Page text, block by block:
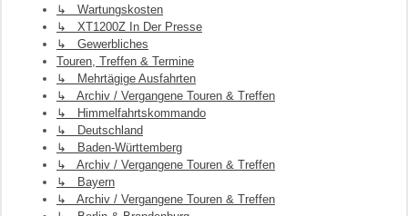
↳ Wartungskosten
↳ XT1200Z In Der Presse
↳ Gewerbliches
Touren, Treffen & Termine
↳ Mehrtägige Ausfahrten
↳ Archiv / Vergangene Touren & Treffen
↳ Himmelfahrtskommando
↳ Deutschland
↳ Baden-Württemberg
↳ Archiv / Vergangene Touren & Treffen
↳ Bayern
↳ Archiv / Vergangene Touren & Treffen